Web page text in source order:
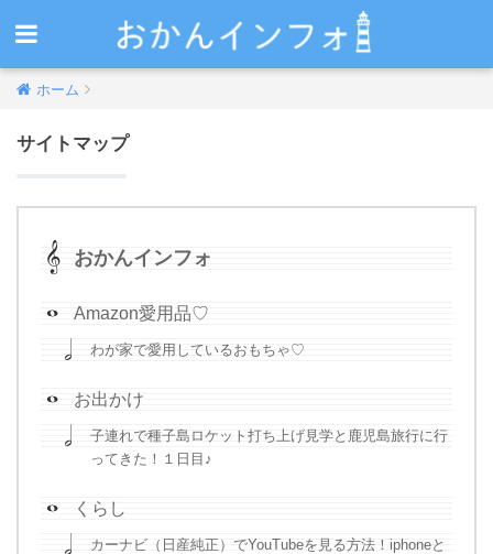
ホーム
サイトマップ
おかんインフォ
Amazon愛用品♡
わが家で愛用しているおもちゃ♡
お出かけ
子連れで種子島ロケット打ち上げ見学と鹿児島旅行に行
ってきた！１日目♪
くらし
カーナビ（日産純正）でYouTubeを見る方法！iphoneと